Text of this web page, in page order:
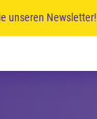
unseren Newsletter!